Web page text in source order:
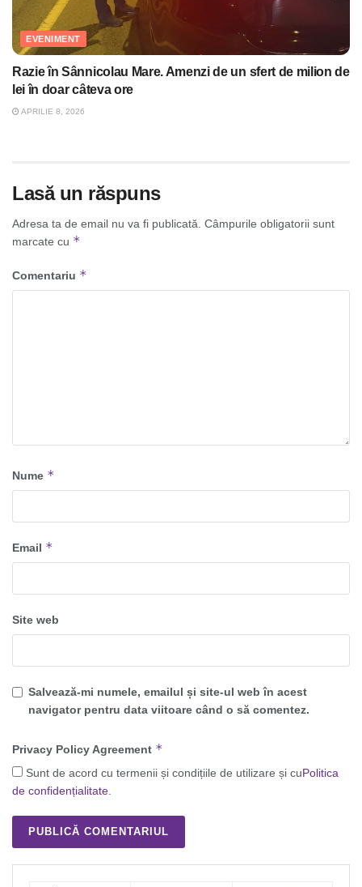
EVENIMENT
Razie în Sânnicolau Mare. Amenzi de un sfert de milion de
lei în doar câteva ore
APRILIE 8, 2026
Lasă un răspuns
Adresa ta de email nu va fi publicată. Câmpurile obligatorii sunt
marcate cu *
Comentariu *
Nume *
Email *
Site web
Salvează-mi numele, emailul și site-ul web în acest
navigator pentru data viitoare când o să comentez.
Privacy Policy Agreement *
Sunt de acord cu termenii și condițiile de utilizare și cuPolitica
de confidențialitate.